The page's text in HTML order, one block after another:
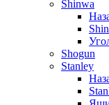
Shinwa
Shogun
Stanley